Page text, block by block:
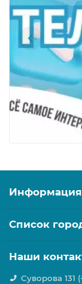
Информация
Список
Наши
Суворова 131